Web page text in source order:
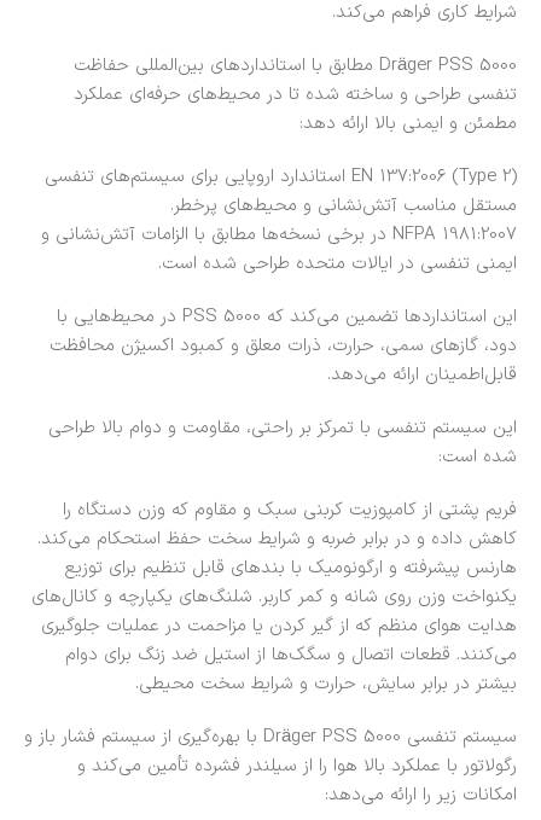
شرایط کاری فراهم می‌کند.
Dräger PSS 5000 مطابق با استانداردهای بین‌المللی حفاظت
تنفسی طراحی و ساخته شده تا در محیط‌های حرفه‌ای عملکرد
مطمئن و ایمنی بالا ارائه دهد:
EN 137:2006 (Type 2) استاندارد اروپایی برای سیستم‌های تنفسی
مستقل مناسب آتش‌نشانی و محیط‌های پرخطر.
NFPA 1981:2007 در برخی نسخه‌ها مطابق با الزامات آتش‌نشانی و
ایمنی تنفسی در ایالات متحده طراحی شده است.
این استانداردها تضمین می‌کند که PSS 5000 در محیط‌هایی با
دود، گازهای سمی، حرارت، ذرات معلق و کمبود اکسیژن محافظت
قابل‌اطمینان ارائه می‌دهد.
این سیستم تنفسی با تمرکز بر راحتی، مقاومت و دوام بالا طراحی
شده است:
فریم پشتی از کامپوزیت کربنی سبک و مقاوم که وزن دستگاه را
کاهش داده و در برابر ضربه و شرایط سخت حفظ استحکام می‌کند.
هارنس پیشرفته و ارگونومیک با بندهای قابل تنظیم برای توزیع
یکنواخت وزن روی شانه و کمر کاربر. شلنگ‌های یکپارچه و کانال‌های
هدایت هوای منظم که از گیر کردن یا مزاحمت در عملیات جلوگیری
می‌کنند. قطعات اتصال و سگک‌ها از استیل ضد زنگ برای دوام
بیشتر در برابر سایش، حرارت و شرایط سخت محیطی.
سیستم تنفسی Dräger PSS 5000 با بهره‌گیری از سیستم فشار باز و
رگولاتور با عملکرد بالا هوا را از سیلندر فشرده تأمین می‌کند و
امکانات زیر را ارائه می‌دهد: